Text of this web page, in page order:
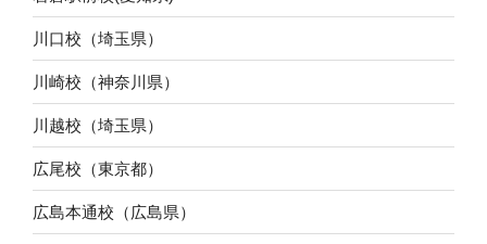
川口校（埼玉県）
川崎校（神奈川県）
川越校（埼玉県）
広尾校（東京都）
広島本通校（広島県）